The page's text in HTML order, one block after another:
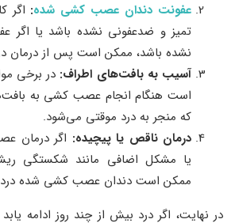
عفونت دندان عصب کشی شده: اگر
تمیز و ضدعفونی نشده باشد یا اگر
نشده باشد، ممکن است پس از درمان
آسیب به بافت‌های اطراف: در برخی
است هنگام انجام عصب ‌کشی به
که منجر به درد موقتی می‌شود.
درمان ناقص یا پیچیده: اگر درمان
یا مشکل اضافی مانند شکستگی
ممکن است دندان عصب ‌کشی شده درد
در نهایت، اگر درد بیش از چند روز ادامه